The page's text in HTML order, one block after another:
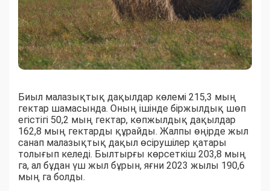
Биыл малазықтық дақылдар көлемі 215,3 мың
гектар шамасында. Оның ішінде біржылдық шөп
егістігі 50,2 мың гектар, көпжылдық дақылдар
162,8 мың гектарды құрайды. Жалпы өңірде жыл
санап малазықтық дақыл өсірушілер қатары
толығып келеді. Былтырғы көрсеткіш 203,8 мың
га, ал бұдан үш жыл бұрын, яғни 2023 жылы 190,6
мың га болды.